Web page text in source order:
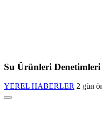
Su Ürünleri Denetimleri
YEREL HABERLER 2 gün